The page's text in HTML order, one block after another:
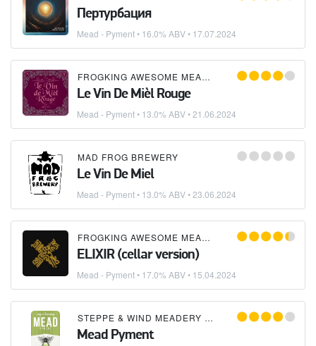
Пертурбация
Mead - Pyment• 16.0% ABV • 17.07.2024
FROGKING AWESOME MEADERY
Le Vin De Mièl Rouge
Mead - Pyment• 13.0% ABV •21.06.2024
MAD FROG BREWERY
Le Vin De Miel
Mead - Pyment• 13.0% ABV •23.06.2024
FROGKING AWESOME MEADERY
ELIXIR (cellar version)
Mead - Pyment• 17.0% ABV • 15.04.2024
STEPPE & WIND MEADERY (СТЕПЬ И ВЕТЕР)
Mead Pyment